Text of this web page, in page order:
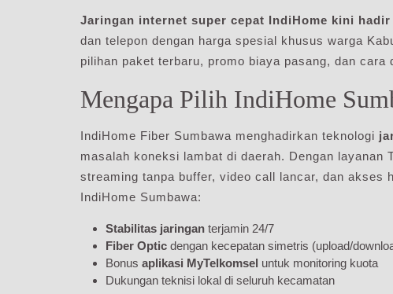
Jaringan internet super cepat IndiHome kini hadir
dan telepon dengan harga spesial khusus warga
pilihan paket terbaru, promo biaya pasang, dan cara
Mengapa Pilih IndiHome
IndiHome Fiber Sumbawa menghadirkan teknologi
masalah koneksi lambat di daerah. Dengan layanan
streaming tanpa buffer, video call lancar, dan akses
IndiHome Sumbawa:
Stabilitas jaringan terjamin 24/7
Fiber Optic dengan kecepatan simetris (upload/
Bonus aplikasi MyTelkomsel untuk monitoring kuota
Dukungan teknisi lokal di seluruh kecamatan